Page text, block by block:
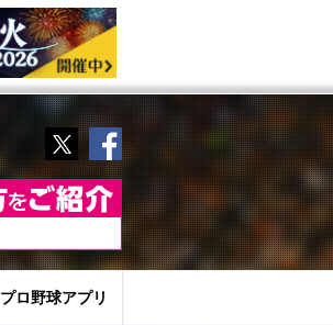
TwitterFacebook
プロ野球アプリ